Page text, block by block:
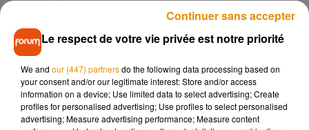
Le choc aurait été d'une extrême violence et les secours
n'ont d'ailleurs rien pu faire pour sauver la victime : le
trentenaire, habitant la commune de Belâbre, était en arrêt
cardio-respiratoire à leur arrivée. Les tentatives des
pompiers et du Samu pour le réanimer sont restées vaines.
Une enquête devrait déterminer les circonstances exactes
de l'accident.
Le respect de votre vie privée est notre priorité
We and our (447) partnersdo the following data processing based on
your consent and/or our legitimate interest: Store and/or access
information on a device; Use limited data to select advertising; Create
profiles for personalised advertising; Use profiles to select personalised
advertising; Measure advertising performance; Measure content
Continuer sans accepter